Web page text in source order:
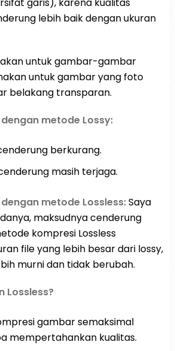
lebih baik dengan ukuran
untuk gambar-gambar
untuk gambar yang foto
belakang transparan.
metode Lossy:
berkurang.
masih terjaga.
metode Lossless:Saya
maksudnya cenderung
kompresi Lossless
file yang lebih besar dari lossy,
murni dan tidak berubah.
Lossless?
gambar semaksimal
mempertahankan kualitas.